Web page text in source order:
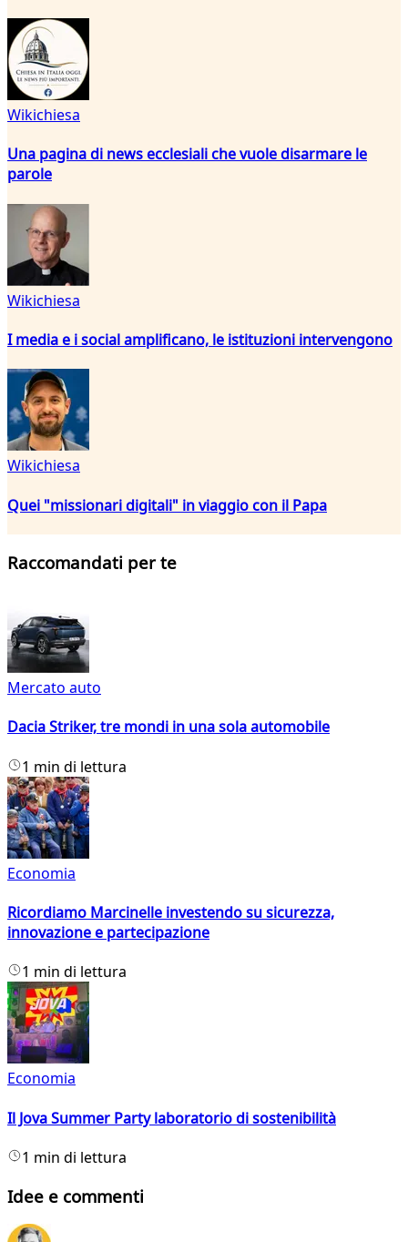
Wikichiesa
Una pagina di news ecclesiali che vuole disarmare le
parole
Wikichiesa
I media e i social amplificano, le istituzioni intervengono
Wikichiesa
Quei "missionari digitali" in viaggio con il Papa
Raccomandati per te
Mercato auto
Dacia Striker, tre mondi in una sola automobile
1 min di lettura
Economia
Ricordiamo Marcinelle investendo su sicurezza,
innovazione e partecipazione
1 min di lettura
Economia
Il Jova Summer Party laboratorio di sostenibilità
1 min di lettura
Idee e commenti